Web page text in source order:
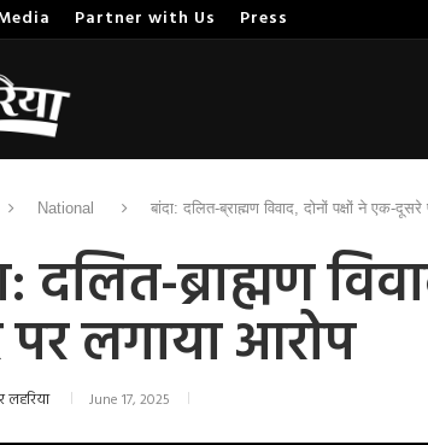
Partner with Us Press
National बांदा: दलित-ब्राह्मण विवाद, दोनों पक्षों ने एक-
दलित-ब्राह्मण
लगाया आरोप
लहरिया June 17, 2025